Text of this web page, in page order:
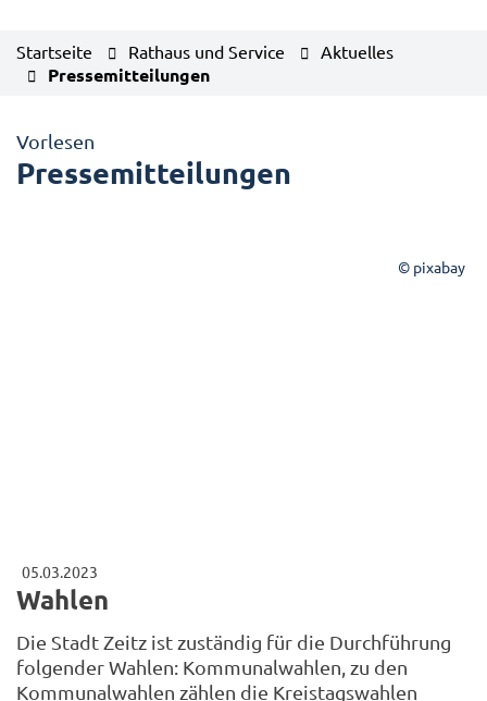
Startseite Rathaus und Service Aktuelles
Pressemitteilungen
Vorlesen
Pressemitteilungen
© pixabay
05.03.2023
Wahlen
Die Stadt Zeitz ist zuständig für die Durchführung
folgender Wahlen: Kommunalwahlen, zu den
Kommunalwahlen zählen die Kreistagswahlen